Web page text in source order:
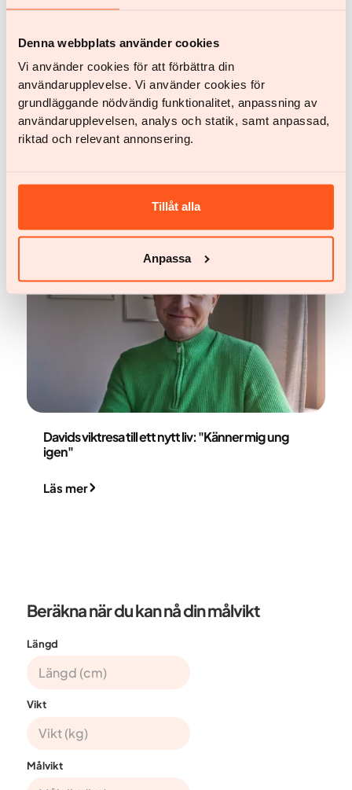
Denna webbplats använder cookies
Vi använder cookies för att förbättra din
användarupplevelse. Vi använder cookies för
grundläggande nödvändig funktionalitet, anpassning av
användarupplevelsen, analys och statik, samt anpassad,
riktad och relevant annonsering.
Tillåt alla
Anpassa
Linn Lagerskog
Linn gick ner i vikt – och hittade en tumör på
halsen: "Flera olika hälsovinster"
Davids viktresa till ett nytt liv: "Känner mig ung
igen"
Läs mer
Beräkna när du kan nå din målvikt
Längd
Vikt
Målvikt